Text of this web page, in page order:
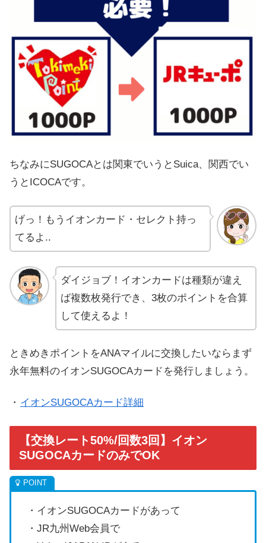
ちなみにSUGOCAとは関東でいうとSuica、関西でい
うとICOCAです。
げっ！もうイオンカード・セレクト持っ
てるよ..
ダイジョブ！イオンカードは種類が違え
ば複数枚発行でき、3枚のポイントを合算
して使えるよ！
ときめきポイントをANAマイルに交換したいならまず
永年無料のイオンSUGOCAカードを発行しましょう。
・ イオンSUGOCAカード詳細
【交換レート50%/回数3回】イオン
SUGOCAカードのみでOK
・イオンSUGOCAカードがあって
・JR九州Web会員で